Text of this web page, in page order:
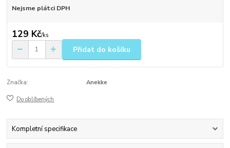
Nejsme plátci DPH
129 Kč/ks
Přidat do košíku
Značka: Anekke
Do oblíbených
Kompletní specifikace